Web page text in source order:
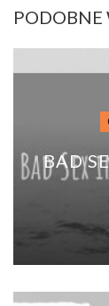
PODOBNE
BAD